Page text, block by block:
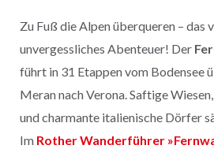
Zu Fuß die Alpen überqueren – das
unvergessliches Abenteuer! Der
führt in 31 Etappen vom Bodensee
Meran nach Verona. Saftige
und charmante italienische Dörfer
Im Rother Wanderführer